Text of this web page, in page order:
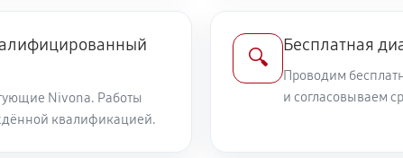
Nivona. Работы
квалификацией.
🔍
Бесплатная
Проводим
и согласовываем